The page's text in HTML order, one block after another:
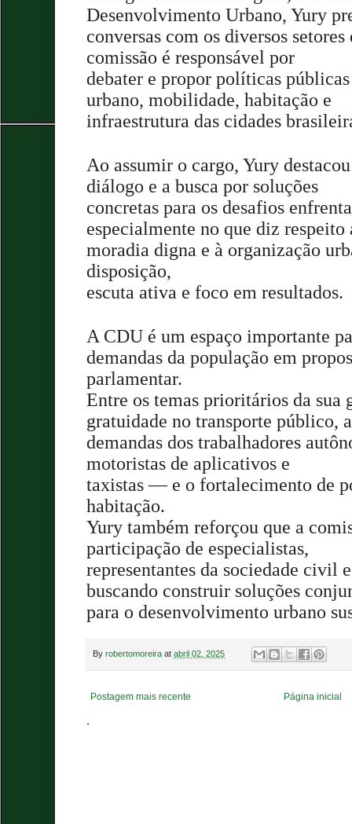
Desenvolvimento Urbano, Yury
conversas com os diversos
comissão é responsável por
debater e propor políticas públicas
urbano, mobilidade, habitação e
infraestrutura das cidades
Ao assumir o cargo, Yury
diálogo e a busca por soluções
concretas para os desafios
especialmente no que diz
moradia digna e à organização
disposição,
escuta ativa e foco em resultados.
A CDU é um espaço importante
demandas da população em
parlamentar.
Entre os temas prioritários da sua
gratuidade no transporte público,
demandas dos trabalhadores
motoristas de aplicativos e
taxistas — e o fortalecimento de
habitação.
Yury também reforçou que a
participação de especialistas,
representantes da sociedade civil
buscando construir soluções
para o desenvolvimento urbano
By robertomoreira at abril 02, 2025
Postagem mais recente Página inicial
.